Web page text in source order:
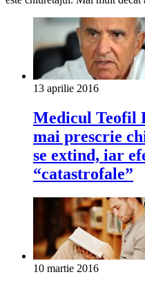
13 aprilie 2016
Medicul Teofil
mai prescrie
se extind, iar
“catastrofale”
10 martie 2016